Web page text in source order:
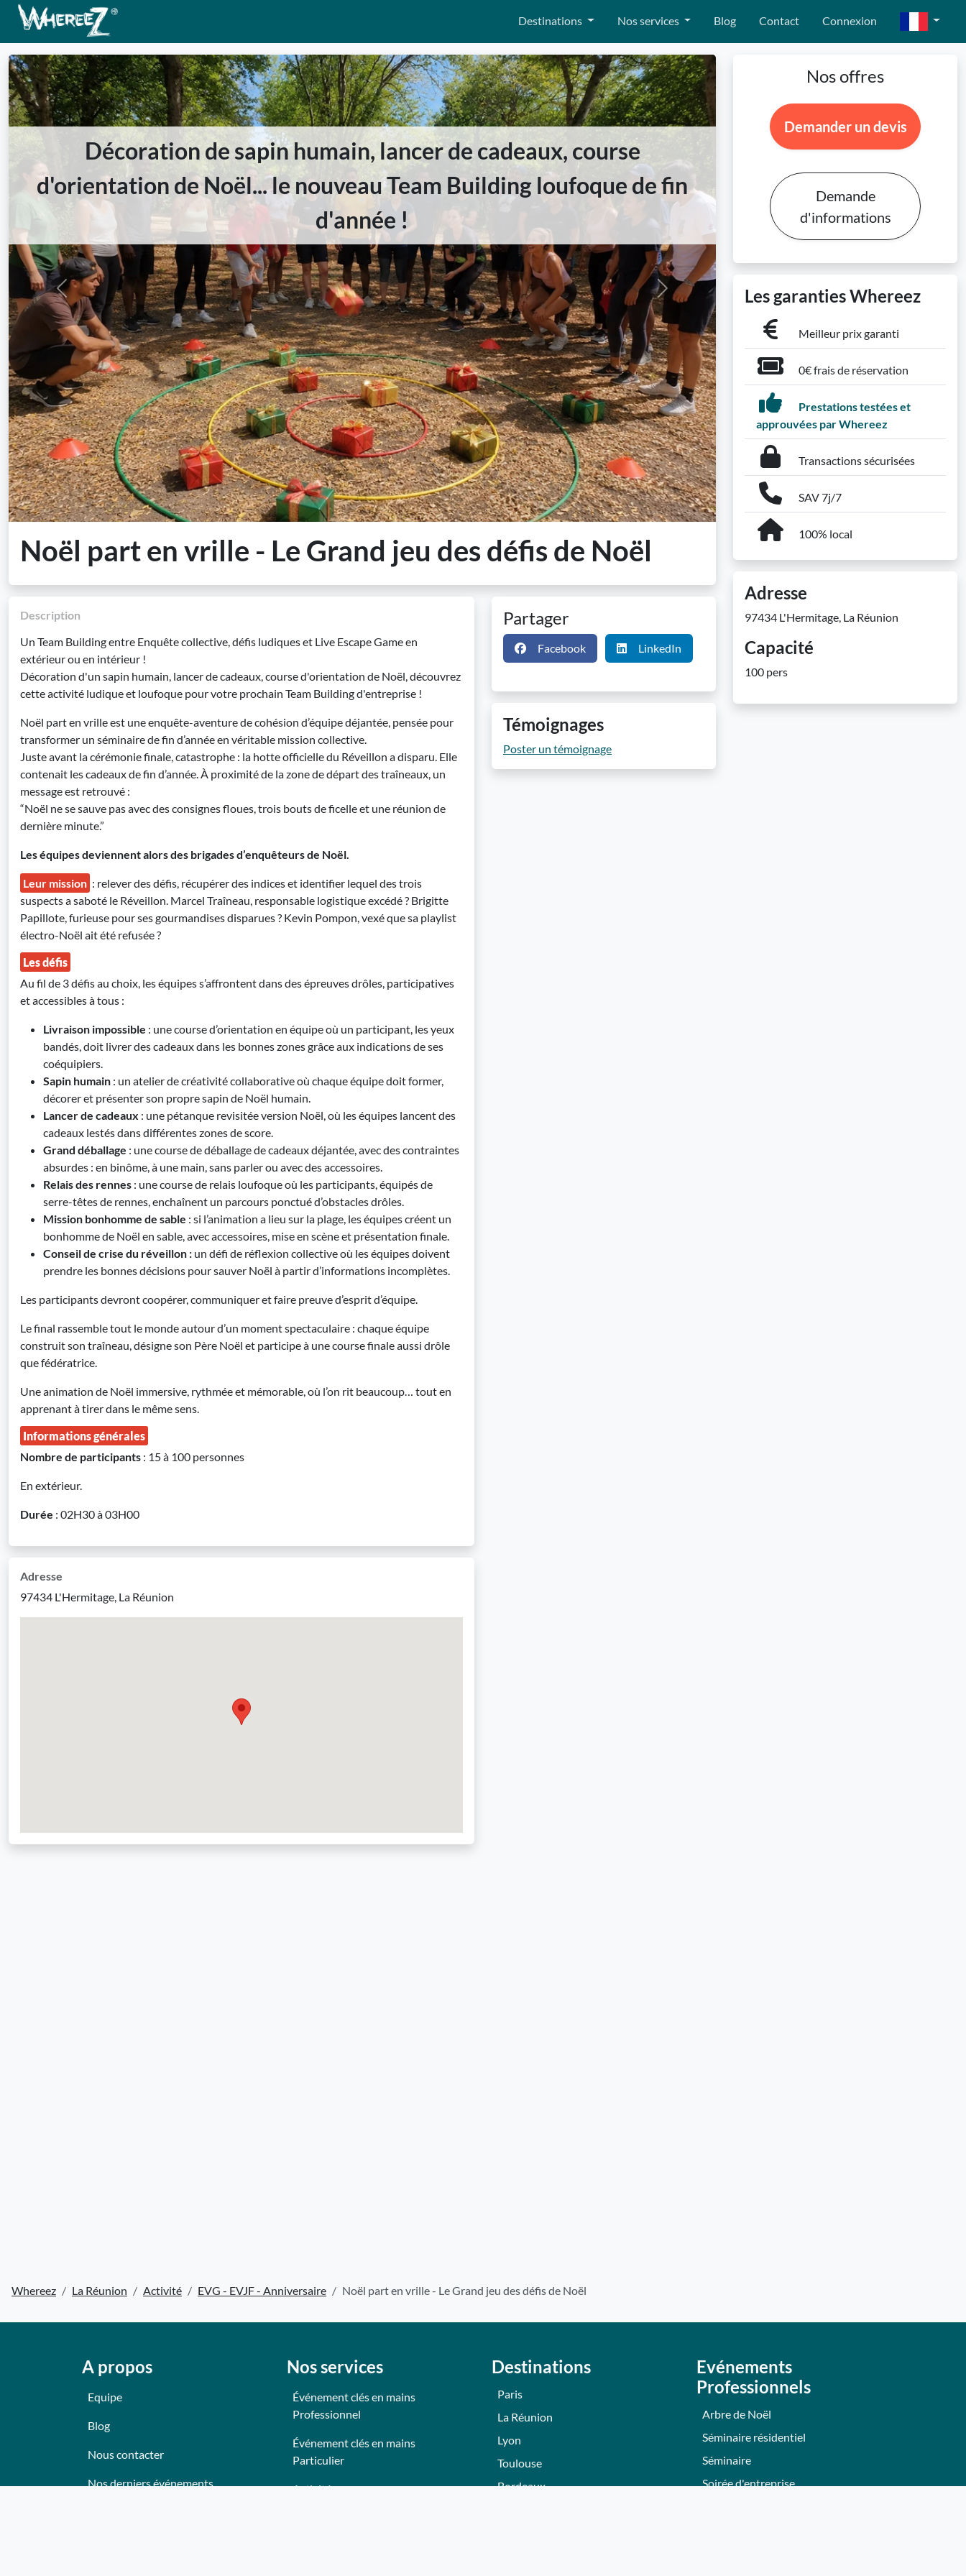
Destinations Nos services Blog Contact Connexion
Décoration de sapin humain, lancer de cadeaux, course
d'orientation de Noël... le nouveau Team Building loufoque de fin
d'année !
Previous Next
Noël part en vrille - Le Grand jeu des défis de Noël
Description
Un Team Building entre Enquête collective, défis ludiques et Live Escape Game en
extérieur ou en intérieur !
Décoration d'un sapin humain, lancer de cadeaux, course d'orientation de Noël, découvrez
cette activité ludique et loufoque pour votre prochain Team Building d'entreprise !
Noël part en vrille est une enquête-aventure de cohésion d’équipe déjantée, pensée pour
transformer un séminaire de fin d’année en véritable mission collective.
Juste avant la cérémonie finale, catastrophe : la hotte officielle du Réveillon a disparu. Elle
contenait les cadeaux de fin d’année. À proximité de la zone de départ des traîneaux, un
message est retrouvé :
“Noël ne se sauve pas avec des consignes floues, trois bouts de ficelle et une réunion de
dernière minute.”
Les équipes deviennent alors des brigades d’enquêteurs de Noël.
Leur mission : relever des défis, récupérer des indices et identifier lequel des trois
suspects a saboté le Réveillon. Marcel Traîneau, responsable logistique excédé ? Brigitte
Papillote, furieuse pour ses gourmandises disparues ? Kevin Pompon, vexé que sa playlist
électro-Noël ait été refusée ?
Les défis
Au fil de 3 défis au choix, les équipes s’affrontent dans des épreuves drôles, participatives
et accessibles à tous :
Livraison impossible : une course d’orientation en équipe où un participant, les yeux
bandés, doit livrer des cadeaux dans les bonnes zones grâce aux indications de ses
coéquipiers.
Sapin humain : un atelier de créativité collaborative où chaque équipe doit former,
décorer et présenter son propre sapin de Noël humain.
Lancer de cadeaux : une pétanque revisitée version Noël, où les équipes lancent des
cadeaux lestés dans différentes zones de score.
Grand déballage : une course de déballage de cadeaux déjantée, avec des contraintes
absurdes : en binôme, à une main, sans parler ou avec des accessoires.
Relais des rennes : une course de relais loufoque où les participants, équipés de
serre-têtes de rennes, enchaînent un parcours ponctué d’obstacles drôles.
Mission bonhomme de sable : si l’animation a lieu sur la plage, les équipes créent un
bonhomme de Noël en sable, avec accessoires, mise en scène et présentation finale.
Conseil de crise du réveillon : un défi de réflexion collective où les équipes doivent
prendre les bonnes décisions pour sauver Noël à partir d’informations incomplètes.
Les participants devront coopérer, communiquer et faire preuve d’esprit d’équipe.
Le final rassemble tout le monde autour d’un moment spectaculaire : chaque équipe
construit son traîneau, désigne son Père Noël et participe à une course finale aussi drôle
que fédératrice.
Une animation de Noël immersive, rythmée et mémorable, où l’on rit beaucoup… tout en
apprenant à tirer dans le même sens.
Informations générales
Nombre de participants : 15 à 100 personnes
En extérieur.
Durée : 02H30 à 03H00
Partager
Facebook LinkedIn
Témoignages
Poster un témoignage
Adresse
97434 L'Hermitage, La Réunion
Nos offres
Demander un devis
Demande
d'informations
Les garanties Whereez
Meilleur prix garanti
0€ frais de réservation
Prestations testées et
approuvées par Whereez
Transactions sécurisées
SAV 7j/7
100% local
Adresse
97434 L'Hermitage, La Réunion
Capacité
100 pers
Whereez La Réunion Activité EVG - EVJF - Anniversaire Noël part en vrille - Le Grand jeu des défis de Noël
A propos
Equipe
Blog
Nous contacter
Nos derniers événements
Nos services
Événement clés en mains
Professionnel
Événement clés en mains
Particulier
Activités
Destinations
Paris
La Réunion
Lyon
Toulouse
Bordeaux
Evénements
Professionnels
Arbre de Noël
Séminaire résidentiel
Séminaire
Soirée d'entreprise